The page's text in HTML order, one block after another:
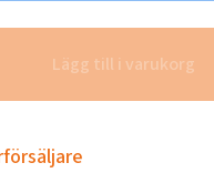
Lägg till i varukorg